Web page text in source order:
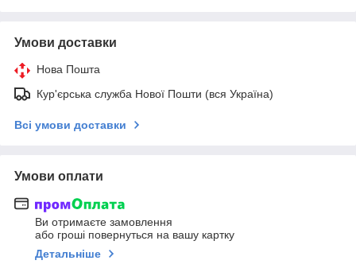
Умови доставки
Нова Пошта
Кур'єрська служба Нової Пошти (вся Україна)
Всі умови доставки
Умови оплати
Ви отримаєте замовлення
або гроші повернуться на вашу картку
Детальніше